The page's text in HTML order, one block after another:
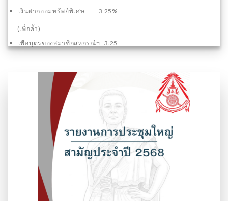
เงินฝากออมทรัพย์พิเศษ 3.25%
(เพื่อค้ำ)
เพื่อบุตรของสมาชิกสหกรณ์ฯ 3.25